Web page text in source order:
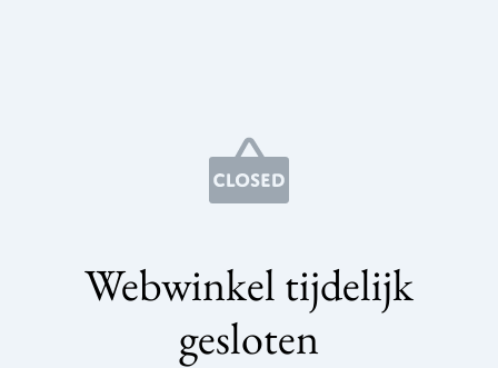
Webwinkel tijdelijk
gesloten